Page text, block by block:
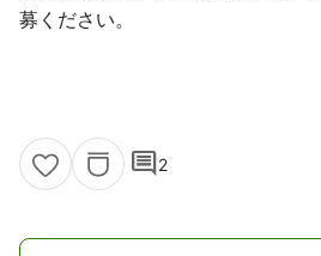
募ください。
comment2